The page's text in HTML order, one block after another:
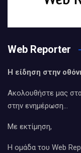
Web Reporter
Η είδηση στην
Ακολουθήστε μας
στην ενημέρωση…
Με εκτίμηση,
Η ομάδα του Web